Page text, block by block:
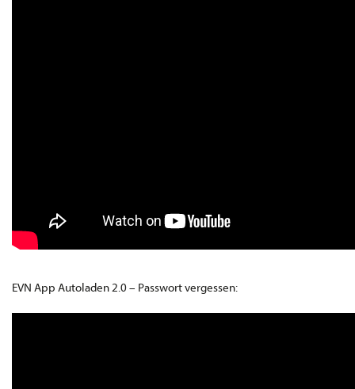
EVN App Autoladen 2.0 – Passwort vergessen: